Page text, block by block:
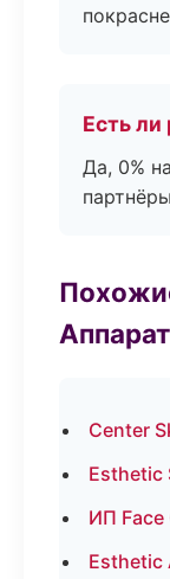
Есть ли
Да, 0%
Center
Esthetic
ИП
Esthetic